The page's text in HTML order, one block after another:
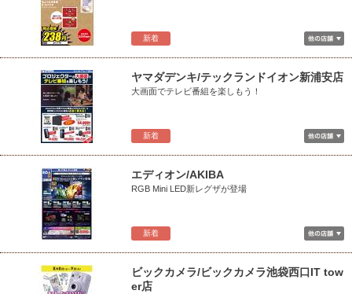
新着
新着
ヤマダデンキ/テックランドイオン新浦安店
大画面でテレビ番組を楽しもう！
新着
エディオン/AKIBA
RGB Mini LED新レグザが登場
ビックカメラ/ビックカメラ池袋西口IT tow
er店